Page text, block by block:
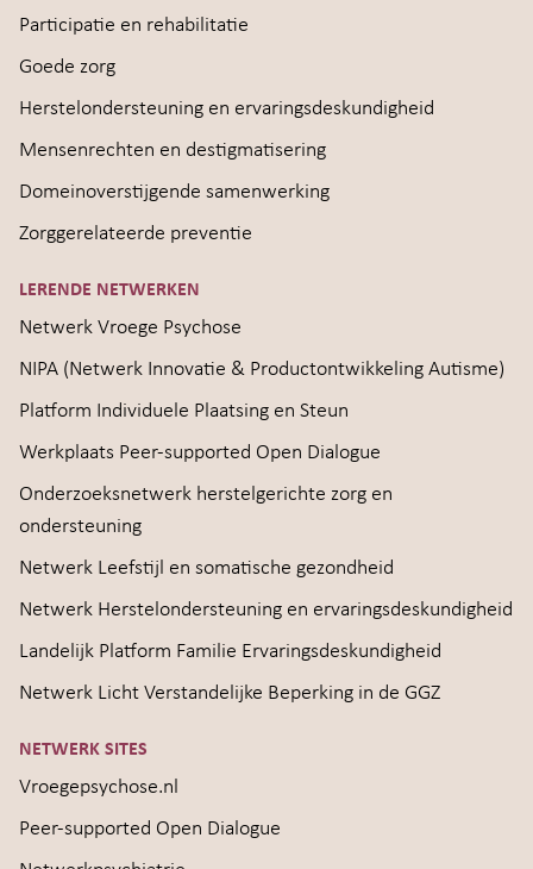
Participatie en rehabilitatie
Goede zorg
Herstelondersteuning en ervaringsdeskundigheid
Mensenrechten en destigmatisering
Domeinoverstijgende samenwerking
Zorggerelateerde preventie
LERENDE NETWERKEN
Netwerk Vroege Psychose
NIPA (Netwerk Innovatie & Productontwikkeling Autisme)
Platform Individuele Plaatsing en Steun
Werkplaats Peer-supported Open Dialogue
Onderzoeksnetwerk herstelgerichte zorg en
ondersteuning
Netwerk Leefstijl en somatische gezondheid
Netwerk Herstelondersteuning en ervaringsdeskundigheid
Landelijk Platform Familie Ervaringsdeskundigheid
Netwerk Licht Verstandelijke Beperking in de GGZ
NETWERK SITES
Vroegepsychose.nl
Peer-supported Open Dialogue